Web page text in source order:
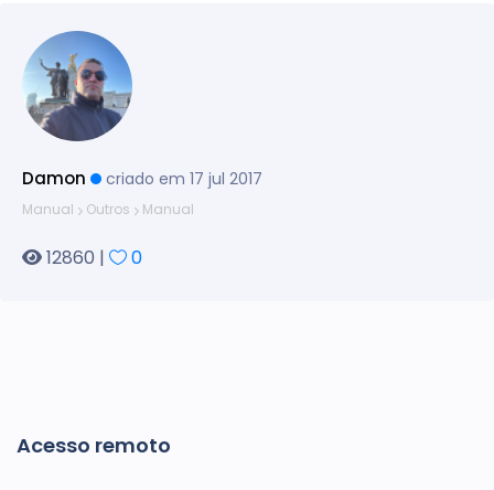
Damon criado em 17 jul 2017
Manual Outros Manual
12860 | 0
Acesso remoto